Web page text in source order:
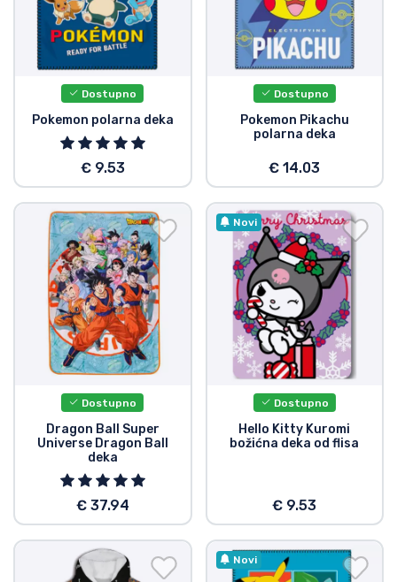
Dostupno
Pokemon polarna deka
€ 9.53
Dostupno
Pokemon Pikachu
polarna deka
€ 14.03
Dostupno
Dragon Ball Super
Universe Dragon Ball
deka
€ 37.94
Novi
Dostupno
Hello Kitty Kuromi
božićna deka od flisa
€ 9.53
Novi